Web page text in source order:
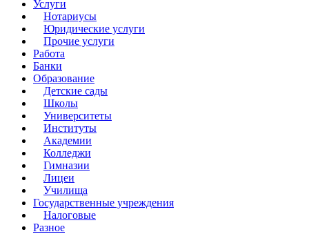
Услуги
Нотариусы
Юридические услуги
Прочие услуги
Работа
Банки
Образование
Детские сады
Школы
Университеты
Институты
Академии
Колледжи
Гимназии
Лицеи
Училища
Государственные учреждения
Налоговые
Разное